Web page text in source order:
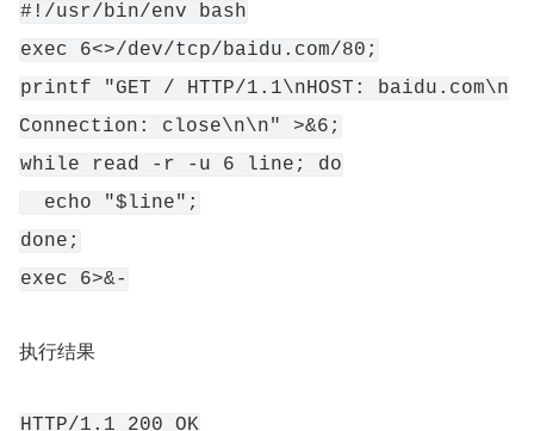
#!/usr/bin/env bash
exec 6<>/dev/tcp/baidu.com/80;
printf "GET / HTTP/1.1\nHOST: baidu.com\n
Connection: close\n\n" >&6;
while read -r -u 6 line; do
  echo "$line";
done;
exec 6>&-
执行结果
HTTP/1.1 200 OK